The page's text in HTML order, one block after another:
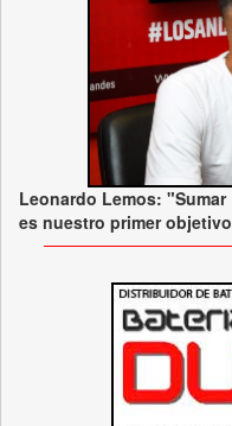
Leonardo Lemos: "Sumar
es nuestro primer objetivo